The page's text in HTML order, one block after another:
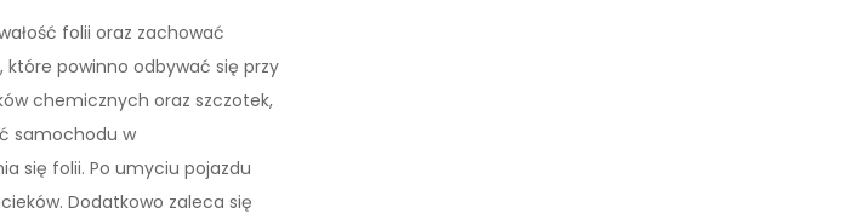
folii oraz zachować
powinno odbywać się przy
chemicznych oraz szczotek,
samochodu w
się folii. Po umyciu pojazdu
Dodatkowo zaleca się